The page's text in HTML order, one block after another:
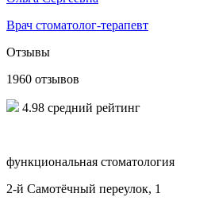
Врач стоматолог-терапевт
Отзывы
1960 отзывов
4.98 средний рейтинг
функциональная стоматология
2-й Самотёчный переулок, 1